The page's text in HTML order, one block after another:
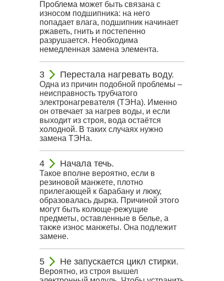
Проблема может быть связана с
износом подшипника: на него
попадает влага, подшипник начинает
ржаветь, гнить и постепенно
разрушается. Необходима
немедленная замена элемента.
Перестала нагревать воду.
Одна из причин подобной проблемы –
неисправность трубчатого
электронагревателя (ТЭНа). Именно
он отвечает за нагрев воды, и если
выходит из строя, вода остаётся
холодной. В таких случаях нужно
замена ТЭНа.
Начала течь.
Такое вполне вероятно, если в
резиновой манжете, плотно
прилегающей к барабану и люку,
образовалась дырка. Причиной этого
могут быть колюще-режущие
предметы, оставленные в белье, а
также износ манжеты. Она подлежит
замене.
Не запускается цикл стирки.
Вероятно, из строя вышел